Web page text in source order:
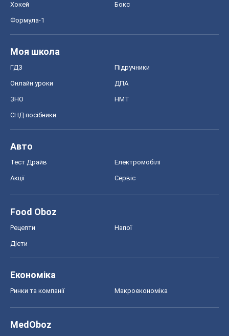
Хокей Бокс
Формула-1
Моя школа
ГДЗ Підручники
Онлайн уроки ДПА
ЗНО НМТ
СНД посібники
Авто
Тест Драйв Електромобілі
Акції Сервіс
Food Oboz
Рецепти Напої
Дієти
Економіка
Ринки та компанії Макроекономіка
MedOboz